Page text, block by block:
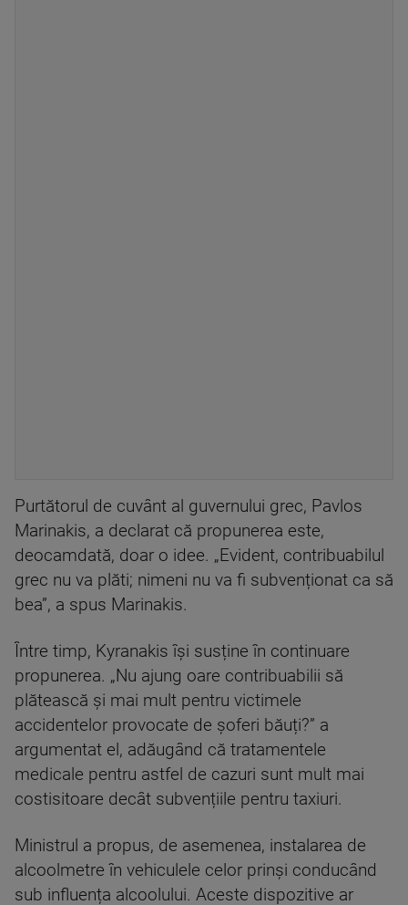
Purtătorul de cuvânt al guvernului grec, Pavlos
Marinakis, a declarat că propunerea este,
deocamdată, doar o idee. „Evident, contribuabilul
grec nu va plăti; nimeni nu va fi subvenționat ca să
bea”, a spus Marinakis.
Între timp, Kyranakis își susține în continuare
propunerea. „Nu ajung oare contribuabilii să
plătească și mai mult pentru victimele
accidentelor provocate de șoferi băuți?” a
argumentat el, adăugând că tratamentele
medicale pentru astfel de cazuri sunt mult mai
costisitoare decât subvențiile pentru taxiuri.
Ministrul a propus, de asemenea, instalarea de
alcoolmetre în vehiculele celor prinși conducând
sub influența alcoolului. Aceste dispozitive ar